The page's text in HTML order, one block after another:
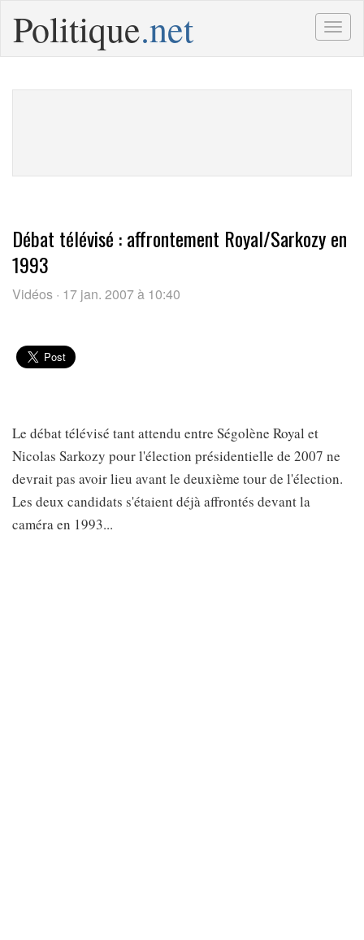
Politique.net
Débat télévisé : affrontement Royal/Sarkozy en
1993
Vidéos · 17 jan. 2007 à 10:40
Le débat télévisé tant attendu entre Ségolène Royal et
Nicolas Sarkozy pour l'élection présidentielle de 2007 ne
devrait pas avoir lieu avant le deuxième tour de l'élection.
Les deux candidats s'étaient déjà affrontés devant la
caméra en 1993...